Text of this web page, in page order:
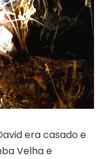
era casado e
Velha e